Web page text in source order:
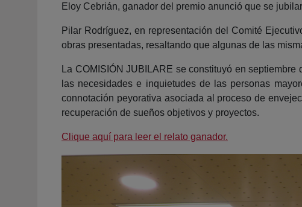
Eloy Cebrián, ganador del premio anunció que se
Pilar Rodríguez, en representación del Comité
obras presentadas, resaltando que algunas de las
La COMISIÓN JUBILARE se constituyó en
las necesidades e inquietudes de las personas
connotación peyorativa asociada al proceso de
recuperación de sueños objetivos y proyectos.
Clique aquí para leer el relato ganador.